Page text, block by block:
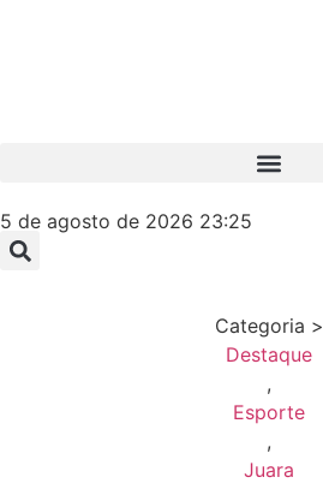
5 de agosto de 2026 23:25
Categoria >
Destaque
,
Esporte
,
Juara